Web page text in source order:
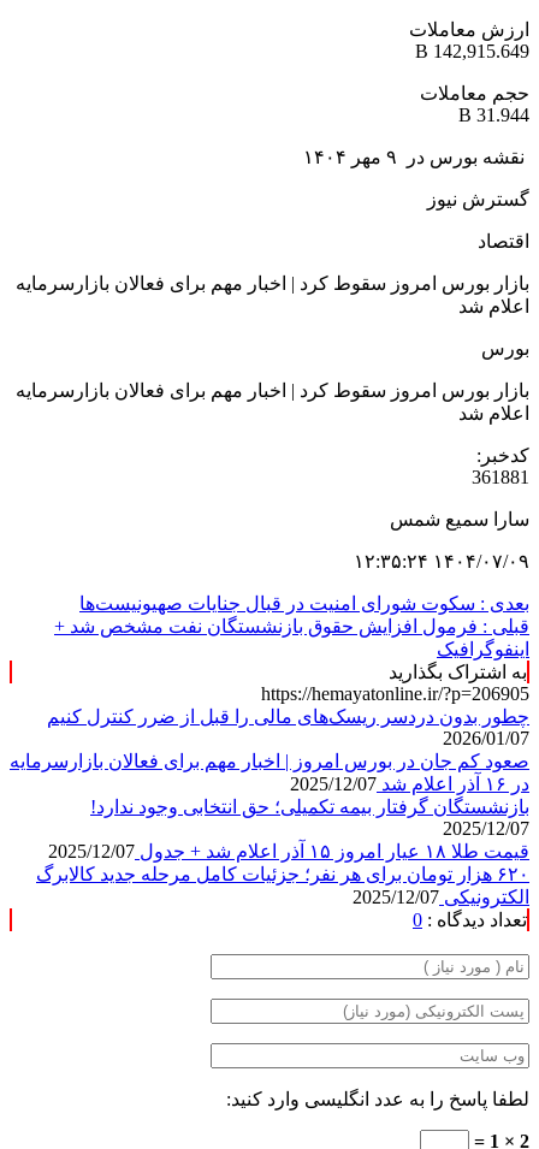
ارزش معاملات
142,915.649 B
حجم معاملات
31.944 B
نقشه بورس در ۹ مهر ۱۴۰۴
گسترش نیوز
اقتصاد
بازار بورس امروز سقوط کرد | اخبار مهم برای فعالان بازارسرمایه
اعلام شد
بورس
بازار بورس امروز سقوط کرد | اخبار مهم برای فعالان بازارسرمایه
اعلام شد
کدخبر:
361881
سارا سمیع شمس
۱۴۰۴/۰۷/۰۹ ۱۲:۳۵:۲۴
بعدی : سکوت شورای امنیت در قبال جنایات صهیونیست‌ها
قبلی : فرمول افزایش حقوق بازنشستگان نفت مشخص شد +
اینفوگرافیک
به اشتراک بگذارید
https://hemayatonline.ir/?p=206905
چطور بدون دردسر ریسک‌های مالی را قبل از ضرر کنترل کنیم
2026/01/07
صعود کم جان در بورس امروز | اخبار مهم برای فعالان بازارسرمایه
در ۱۶ آذر اعلام شد
2025/12/07
بازنشستگان گرفتار بیمه تکمیلی؛ حق انتخابی وجود ندارد!
2025/12/07
قیمت طلا ۱۸ عیار امروز ۱۵ آذر اعلام شد + جدول
2025/12/07
۶۲۰ هزار تومان برای هر نفر؛ جزئیات کامل مرحله جدید کالابرگ
الکترونیکی 2025/12/07
تعداد دیدگاه : 0
لطفا پاسخ را به عدد انگلیسی وارد کنید:
2 × 1 =